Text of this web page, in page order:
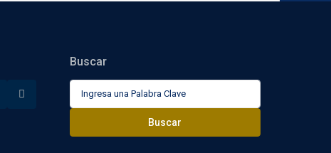
Buscar
Buscar